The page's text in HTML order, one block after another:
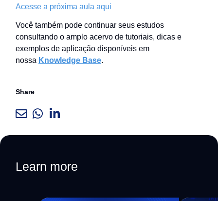
Acesse a próxima aula aqui
Você também pode continuar seus estudos
consultando o amplo acervo de tutoriais, dicas e
exemplos de aplicação disponíveis em
nossa Knowledge Base.
Share
Learn more